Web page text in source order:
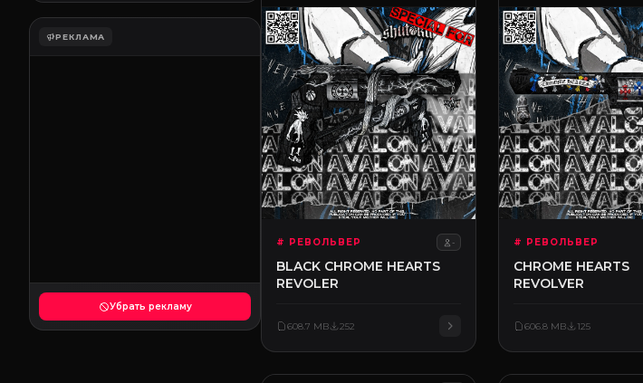
РЕКЛАМА
Убрать рекламу
# РЕВОЛЬВЕР -
BLACK CHROME HEARTS
REVOLER
608.7 MB 252
# РЕВОЛЬВЕР
CHROME HEARTS
REVOLVER
606.8 MB 125